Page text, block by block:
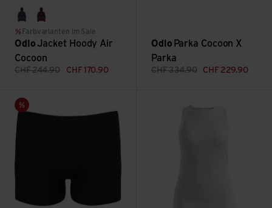
peacoatpickled beet
Farbvarianten im Sale
OdloJacket Hoody Air
Cocoon
CHF244.90 CHF 170.90
Odlo Parka Cocoon X
Parka
CHF334.90 CHF 229.90
Sale
Suw Bottom Boxer Active F-Dry Light Eco ansehen